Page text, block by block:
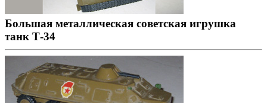
Большая металлическая советская игрушка
танк Т-34